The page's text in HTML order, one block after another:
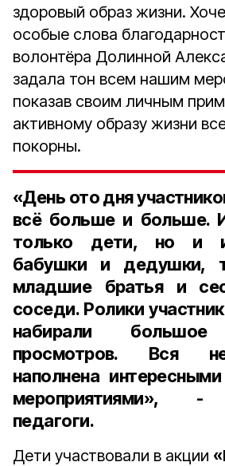
здоровый образ жизни.
особые слова
волонтёра Долинной
задала тон всем нашим
показав своим личным
активному образу жизни
покорны.
«День ото дня
всё больше и больше.
только дети, но и
бабушки и дедушки,
младшие братья и
соседи. Ролики
набирали большое
просмотров. Вся
наполнена
мероприятиями», -
педагоги.
Дети участвовали в акции